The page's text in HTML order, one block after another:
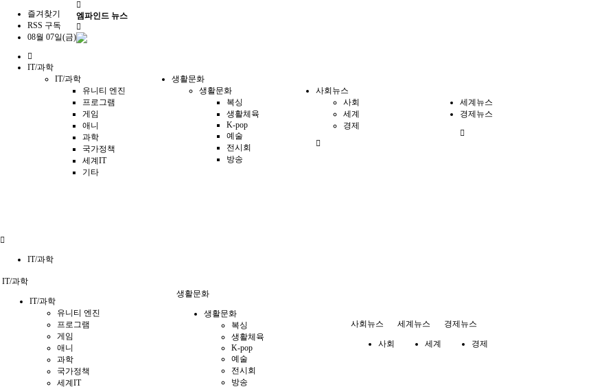
즐겨찾기
RSS 구독
08월 07일(금)
엠파인드 뉴스
으
IT/과학
IT/과학
유니티 엔진
프로그램
게임
애니
과학
국가정책
세계IT
기타
생활문화
생활문화
복싱
생활체육
K-pop
예술
전시회
방송
사회뉴스
사회
세계뉴스
세계
경제뉴스
경제
IT/과학
IT/과학
IT/과학
유니티 엔진
프로그램
게임
애니
과학
국가정책
세계IT
생활문화
생활문화
복싱
생활체육
K-pop
예술
전시회
방송
사회뉴스
사회
세계뉴스
세계
경제뉴스
경제